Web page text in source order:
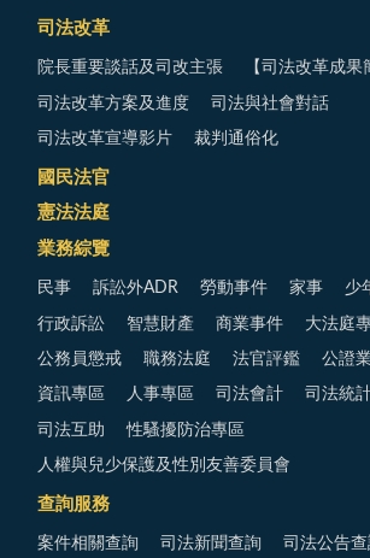
司法改革
院長重要談話及司改主張 【司法改革成果
司法改革方案及進度 司法與社會對話
司法改革宣導影片 裁判通俗化
國民法官
憲法法庭
業務綜覽
民事 訴訟外ADR 勞動事件 家事 少
行政訴訟 智慧財產 商業事件 大法庭
公務員懲戒 職務法庭 法官評鑑 公證
資訊專區 人事專區 司法會計 司法統
司法互助 性騷擾防治專區
人權與兒少保護及性別友善委員會
查詢服務
案件相關查詢 司法新聞查詢 司法公告查